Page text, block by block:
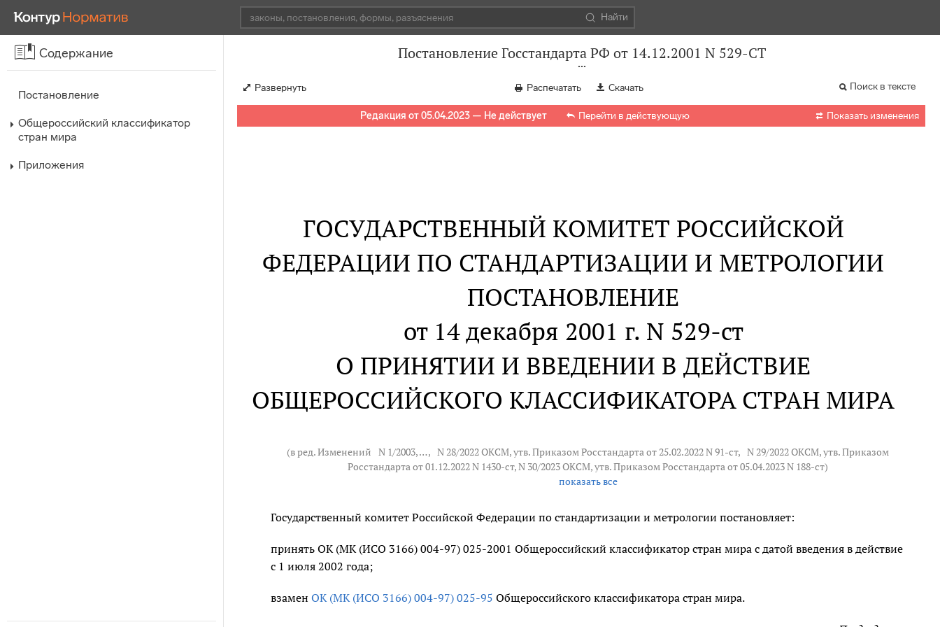
Найти
Содержание
Постановление
Общероссийский классификатор
стран мира
Приложения
Постановление Госстандарта РФ от 14.12.2001 N 529-СТ
Развернуть Распечатать Скачать Поиск в тексте
Редакция от 05.04.2023 — Не действует Перейти в действующую  Показать изменения
ГОСУДАРСТВЕННЫЙ КОМИТЕТ РОССИЙСКОЙ
ФЕДЕРАЦИИ ПО СТАНДАРТИЗАЦИИ И МЕТРОЛОГИИ
ПОСТАНОВЛЕНИЕ
от 14 декабря 2001 г. N 529-ст
О ПРИНЯТИИ И ВВЕДЕНИИ В ДЕЙСТВИЕ
ОБЩЕРОССИЙСКОГО КЛАССИФИКАТОРА СТРАН МИРА
(в ред. Изменений N 1/2003, … , N 28/2022ОКСМ, утв. Приказом Росстандарта от 25.02.2022 N 91-ст, N 29/2022ОКСМ, утв. Приказом
Росстандарта от 01.12.2022 N 1430-ст, N 30/2023 ОКСМ, утв. Приказом Росстандарта от 05.04.2023 N 188-ст)
показать все
Государственный комитет Российской Федерации по стандартизации и метрологии постановляет:
принять ОК (МК (ИСО 3166) 004-97) 025-2001 Общероссийский классификатор стран мира с датой введения в действие
с 1 июля 2002 года;
взаменОК (МК (ИСО 3166) 004-97) 025-95 Общероссийского классификатора стран мира.